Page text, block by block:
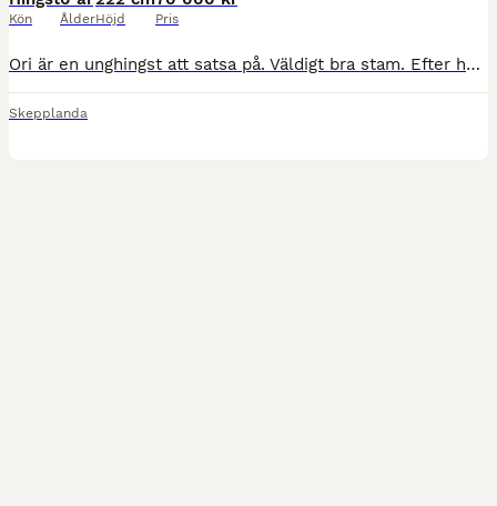
Kön ÅlderHöjd Pris
Ori är en unghingst att satsa på. Väldigt bra stam. Efter högt bedömda hästar på båda sidor och med tävlingsresultat på högsta nivå. Flera VM guld! Vacker kille med utstrålning och bra exteriör. Rör
Skepplanda